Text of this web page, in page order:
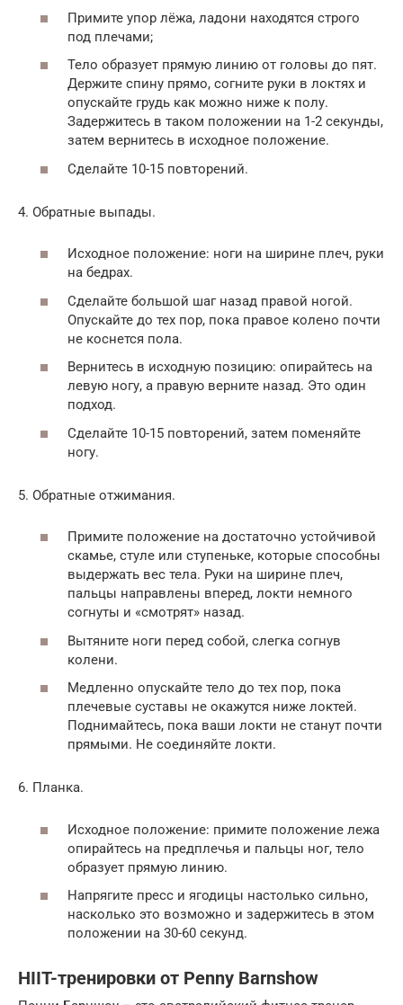
Примите упор лёжа, ладони находятся строго
под плечами;
Тело образует прямую линию от головы до пят.
Держите спину прямо, согните руки в локтях и
опускайте грудь как можно ниже к полу.
Задержитесь в таком положении на 1-2 секунды,
затем вернитесь в исходное положение.
Сделайте 10-15 повторений.
4. Обратные выпады.
Исходное положение: ноги на ширине плеч, руки
на бедрах.
Сделайте большой шаг назад правой ногой.
Опускайте до тех пор, пока правое колено почти
не коснется пола.
Вернитесь в исходную позицию: опирайтесь на
левую ногу, а правую верните назад. Это один
подход.
Сделайте 10-15 повторений, затем поменяйте
ногу.
5. Обратные отжимания.
Примите положение на достаточно устойчивой
скамье, стуле или ступеньке, которые способны
выдержать вес тела. Руки на ширине плеч,
пальцы направлены вперед, локти немного
согнуты и «смотрят» назад.
Вытяните ноги перед собой, слегка согнув
колени.
Медленно опускайте тело до тех пор, пока
плечевые суставы не окажутся ниже локтей.
Поднимайтесь, пока ваши локти не станут почти
прямыми. Не соединяйте локти.
6. Планка.
Исходное положение: примите положение лежа
опирайтесь на предплечья и пальцы ног, тело
образует прямую линию.
Напрягите пресс и ягодицы настолько сильно,
насколько это возможно и задержитесь в этом
положении на 30-60 секунд.
HIIT-тренировки от Penny Barnshow